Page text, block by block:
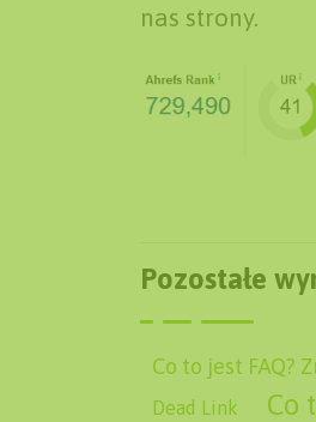
nas strony.
Pozostałe
Co to jest FAQ?
Dead Link Co